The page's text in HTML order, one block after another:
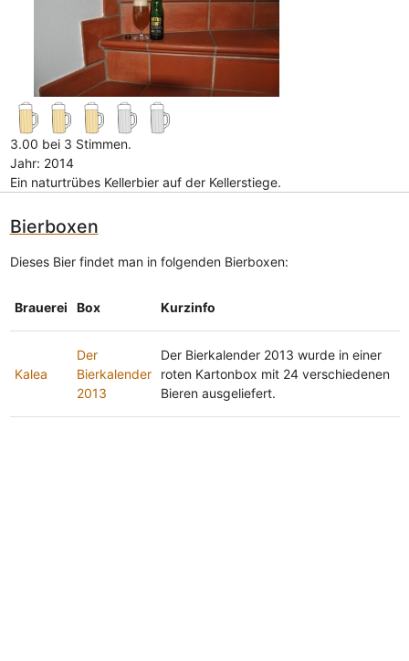
3.00 bei 3 Stimmen.
Jahr: 2014
Ein naturtrübes Kellerbier auf der Kellerstiege.
Bierboxen
Dieses Bier findet man in folgenden Bierboxen:
Brauerei Box Kurzinfo
Kalea
Der
Bierkalender
2013
Der Bierkalender 2013 wurde in einer
roten Kartonbox mit 24 verschiedenen
Bieren ausgeliefert.